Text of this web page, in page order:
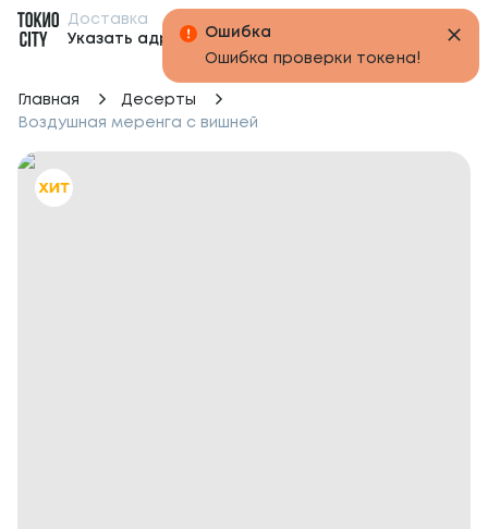
Доставка
Указать адрес
Главная
Десерты
Воздушная меренга с вишней